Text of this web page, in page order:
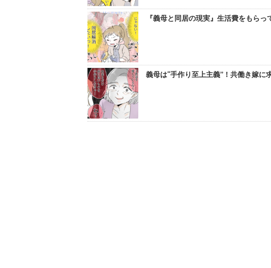
『義母と同居の現実』生活費をもら
義母は“手作り至上主義”！共働き嫁